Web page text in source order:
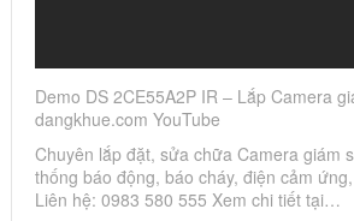
Demo DS 2CE55A2P IR – Lắp Camera
dangkhue.com YouTube
Chuyên lắp đặt, sửa chữa Camera giám
thống báo động, báo cháy, điện cảm
Liên hệ: 0983 580 555 Xem chi tiết tại…